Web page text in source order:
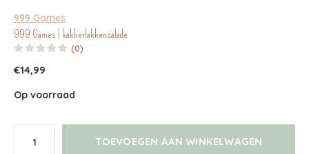
999 Games
999 Games | kakkerlakkensalade
(0)
€14,99
Op voorraad
TOEVOEGEN AAN WINKELWAGEN